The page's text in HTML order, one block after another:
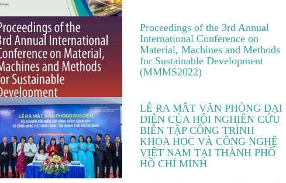
Proceedings of the 3rd Annual
International Conference on
Material, Machines and Methods
for Sustainable Development
(MMMS2022)
LỄ RA MẮT VĂN PHÒNG ĐẠI
DIỆN CỦA HỘI NGHIÊN CỨU
BIÊN TẬP CÔNG TRÌNH
KHOA HỌC VÀ CÔNG NGHỆ
VIỆT NAM TẠI THÀNH PHỐ
HỒ CHÍ MINH